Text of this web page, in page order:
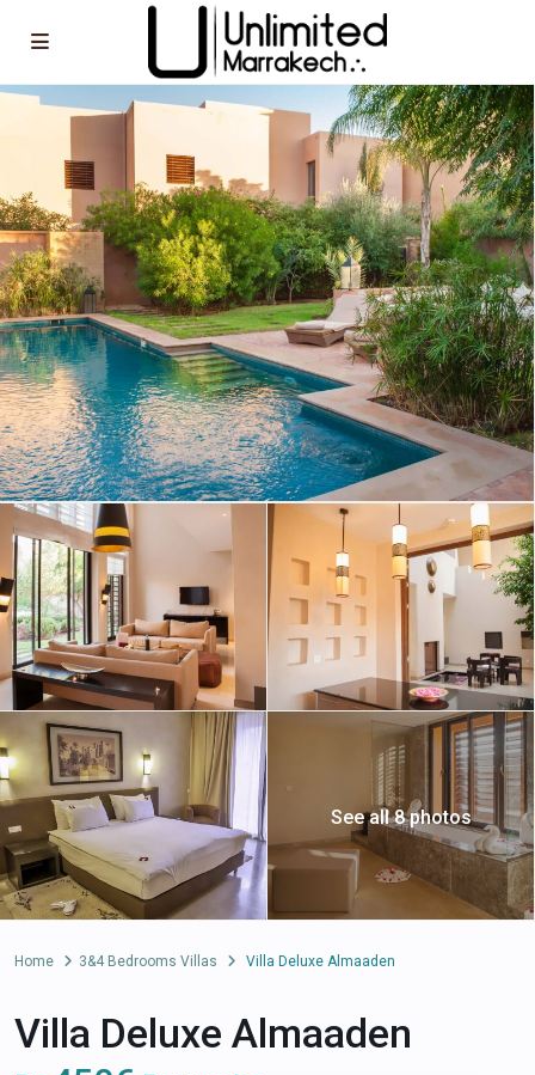
See all 8 photos
Home 3&4 Bedrooms Villas Villa Deluxe Almaaden
Villa Deluxe Almaaden